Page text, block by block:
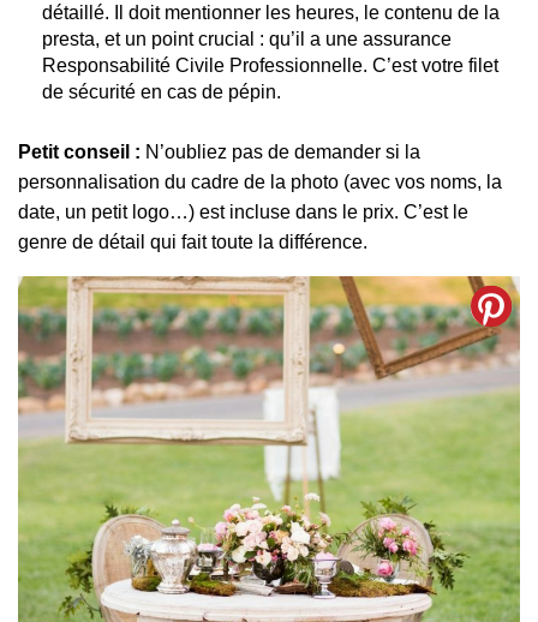
détaillé. Il doit mentionner les heures, le contenu de la
presta, et un point crucial : qu’il a une assurance
Responsabilité Civile Professionnelle. C’est votre filet
de sécurité en cas de pépin.
Petit conseil : N’oubliez pas de demander si la
personnalisation du cadre de la photo (avec vos noms, la
date, un petit logo…) est incluse dans le prix. C’est le
genre de détail qui fait toute la différence.